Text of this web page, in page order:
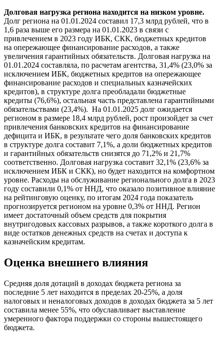
Долговая нагрузка региона находится на низком уровне.
Долг региона на 01.01.2024 составил 17,3 млрд рублей, что в
1,6 раза выше его размера на 01.01.2023 в связи с
привлечением в 2023 году ИБК, СКК, бюджетных кредитов
на опережающее финансирование расходов, а также
увеличения гарантийных обязательств. Долговая нагрузка на
01.01.2024 составляла, по расчетам агентства, 31,4% (23,0% за
исключением ИБК, бюджетных кредитов на опережающее
финансирование расходов и специальных казначейских
кредитов), в структуре долга преобладали бюджетные
кредиты (76,6%), остальная часть представлена гарантийными
обязательствами (23,4%). На 01.01.2025 долг ожидается
регионом в размере 18,4 млрд рублей, рост произойдет за счет
привлечения банковских кредитов на финансирование
дефицита и ИБК, в результате чего доля банковских кредитов
в структуре долга составит 7,1%, а доли бюджетных кредитов
и гарантийных обязательств снизятся до 71,2% и 21,7%
соответственно. Долговая нагрузка составит 32,1% (23,6% за
исключением ИБК и СКК), но будет находится на комфортном
уровне. Расходы на обслуживание регионального долга в 2023
году составили 0,1% от ННД, что оказало позитивное влияние
на рейтинговую оценку, по итогам 2024 года показатель
прогнозируется регионом на уровне 0,3% от ННД. Регион
имеет достаточный объем средств для покрытия
внутригодовых кассовых разрывов, а также короткого долга в
виде остатков денежных средств на счетах и доступа к
казначейским кредитам.
Оценка внешнего влияния
Средняя доля дотаций в доходах бюджета региона за
последние 5 лет находится в пределах 20-25%, а доля
налоговых и неналоговых доходов в доходах бюджета за 5 лет
составила менее 55%, что обуславливает выставление
умеренного фактора поддержки со стороны вышестоящего
бюджета.